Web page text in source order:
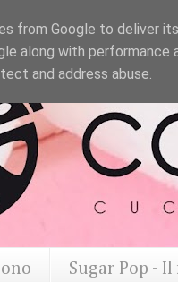
Sugar Pop -
from Google to deliver
along with
and address abuse.